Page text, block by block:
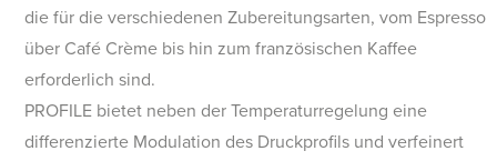
die für die verschiedenen Zubereitungsarten, vom Espresso
über Café Crème bis hin zum französischen Kaffee
erforderlich sind.
PROFILE bietet neben der Temperaturregelung eine
differenzierte Modulation des Druckprofils und verfeinert